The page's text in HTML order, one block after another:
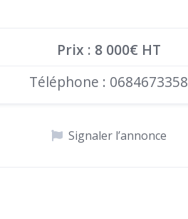
Prix : 8 000€ HT
Téléphone : 0684673358
Signaler l’annonce